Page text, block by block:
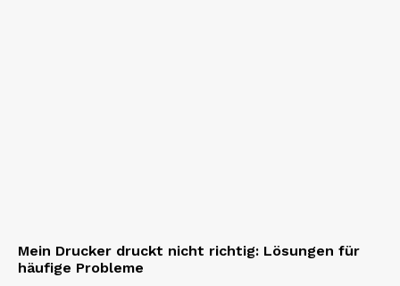
Mein Drucker druckt nicht richtig: Lösungen für
häufige Probleme